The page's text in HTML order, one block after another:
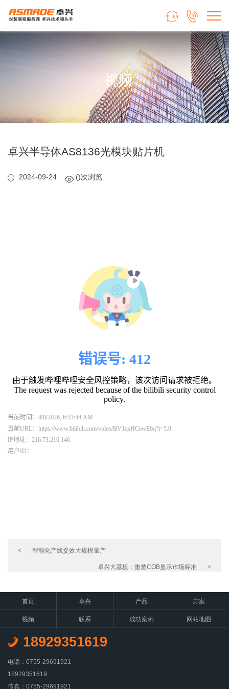


视频
卓兴半导体AS8136光模块贴片机
2024-09-24 ()次浏览
< 智能化产线提效大规模量产
卓兴大基板：重塑COB显示市场标准 >
首页 卓兴 产品 方案
视频 联系 成功案例 网站地图
18929351619
电话：0755-29691921
18929351619
传真：0755-29691921